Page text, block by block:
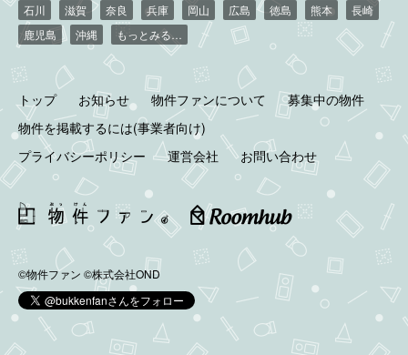
石川
滋賀 奈良 兵庫 岡山 広島 徳島 熊本
長崎
鹿児島
沖縄 もっとみる…
トップ お知らせ 物件ファンについて
募集中の物件
物件を掲載するには(事業者向け)
プライバシーポリシー
運営会社 お問い合わせ
©物件ファン ©株式会社OND